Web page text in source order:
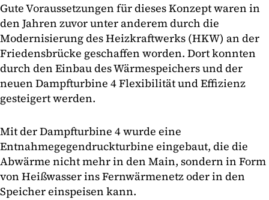
Gute Voraussetzungen für dieses Konzept waren in
den Jahren zuvor unter anderem durch die
Modernisierung des Heizkraftwerks (HKW) an der
Friedensbrücke geschaffen worden. Dort konnten
durch den Einbau des Wärmespeichers und der
neuen Dampfturbine 4 Flexibilität und Effizienz
gesteigert werden.
Mit der Dampfturbine 4 wurde eine
Entnahmegegendruckturbine eingebaut, die die
Abwärme nicht mehr in den Main, sondern in Form
von Heißwasser ins Fernwärmenetz oder in den
Speicher einspeisen kann.